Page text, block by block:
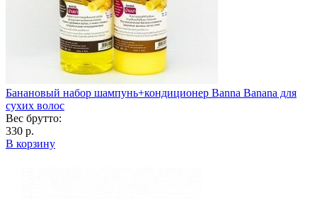
Банановый набор шампунь+кондиционер Banna Banana для
сухих волос
Вес брутто:
330 р.
В корзину